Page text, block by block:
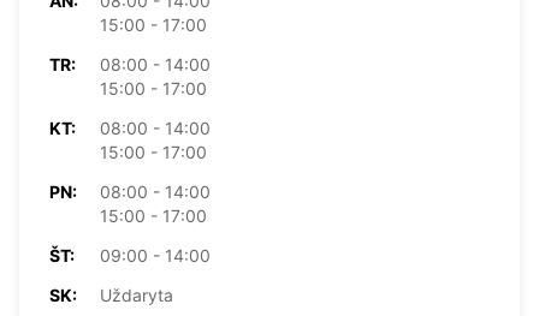
15:00 - 17:00
TR:
08:00 - 14:00
15:00 - 17:00
KT:
08:00 - 14:00
15:00 - 17:00
PN:
08:00 - 14:00
15:00 - 17:00
ŠT:
09:00 - 14:00
SK:
Uždaryta